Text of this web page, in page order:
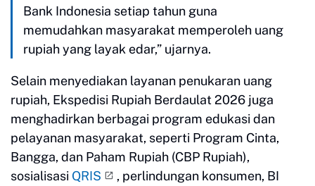
Bank Indonesia setiap tahun guna
memudahkan masyarakat memperoleh uang
rupiah yang layak edar,” ujarnya.
Selain menyediakan layanan penukaran uang
rupiah, Ekspedisi Rupiah Berdaulat 2026 juga
menghadirkan berbagai program edukasi dan
pelayanan masyarakat, seperti Program Cinta,
Bangga, dan Paham Rupiah (CBP Rupiah),
sosialisasi QRIS
, perlindungan konsumen, BI